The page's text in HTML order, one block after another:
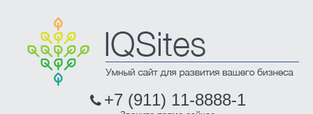
+7 (911) 11-8888-1